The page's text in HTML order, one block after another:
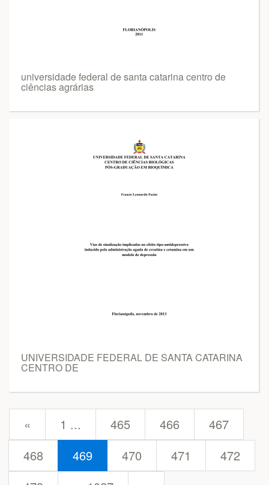
universidade federal de santa catarina centro de
ciências agrárias
UNIVERSIDADE FEDERAL DE SANTA CATARINA
CENTRO DE
« 1 ... 465 466
467
468
469 470 471
472